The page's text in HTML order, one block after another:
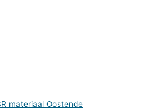
materiaal Oostende